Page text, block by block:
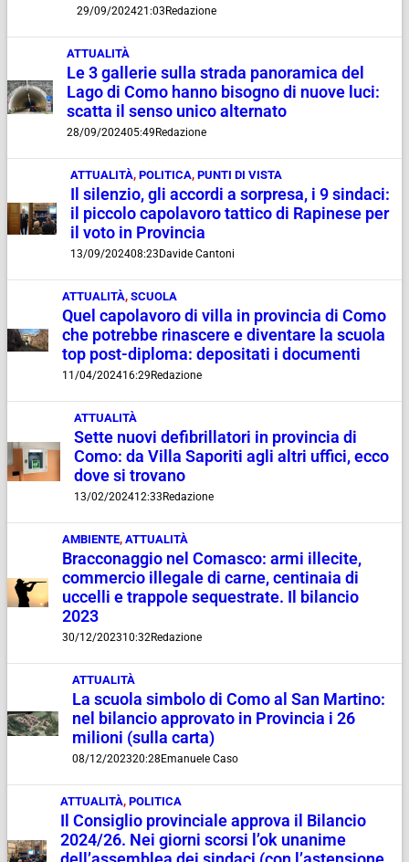
29/09/202421:03Redazione
ATTUALITÀ
Le 3 gallerie sulla strada panoramica del
Lago di Como hanno bisogno di nuove luci:
scatta il senso unico alternato
28/09/202405:49Redazione
ATTUALITÀ, POLITICA, PUNTI DI VISTA
Il silenzio, gli accordi a sorpresa, i 9 sindaci:
il piccolo capolavoro tattico di Rapinese per
il voto in Provincia
13/09/202408:23Davide Cantoni
ATTUALITÀ, SCUOLA
Quel capolavoro di villa in provincia di Como
che potrebbe rinascere e diventare la scuola
top post-diploma: depositati i documenti
11/04/202416:29Redazione
ATTUALITÀ
Sette nuovi defibrillatori in provincia di
Como: da Villa Saporiti agli altri uffici, ecco
dove si trovano
13/02/202412:33Redazione
AMBIENTE,ATTUALITÀ
Bracconaggio nel Comasco: armi illecite,
commercio illegale di carne, centinaia di
uccelli e trappole sequestrate. Il bilancio
2023
30/12/202310:32Redazione
ATTUALITÀ
La scuola simbolo di Como al San Martino:
nel bilancio approvato in Provincia i 26
milioni (sulla carta)
08/12/202320:28Emanuele Caso
ATTUALITÀ,POLITICA
Il Consiglio provinciale approva il Bilancio
2024/26. Nei giorni scorsi l’ok unanime